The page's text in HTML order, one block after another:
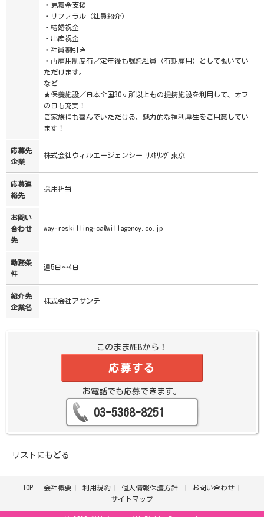
・見舞金支援
・リファラル（社員紹介）
・結婚祝金
・出産祝金
・社員割引き
・再雇用制度有／定年後も嘱託社員（有期雇用）として働いてい
ただけます。
など
★保養施設／日本全国30ヶ所以上もの提携施設を利用して、オフ
の日も充実！
ご家族にも喜んでいただける、魅力的な福利厚生をご用意してい
ます！
応募先
企業
株式会社ウィルエージェンシー ﾘｽｷﾘﾝｸﾞ東京
応募連
絡先
採用担当
お問い
合わせ
先
way-reskilling-ca@willagency.co.jp
勤務条
件
週5日～4日
紹介先
企業名
株式会社アサンテ
このままWEBから！
応募する
お電話でも応募できます。
03-5368-8251
リストにもどる
TOP 会社概要 利用規約 個人情報保護方針
お問い合わせ
サイトマップ